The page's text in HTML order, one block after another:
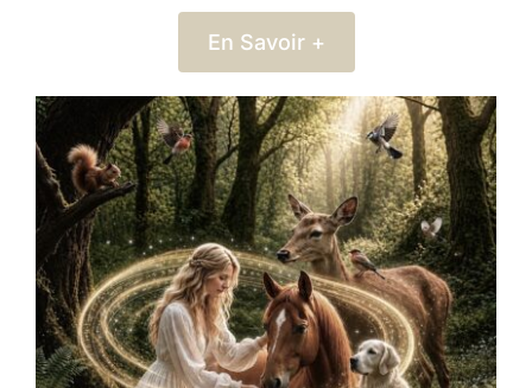
En Savoir +